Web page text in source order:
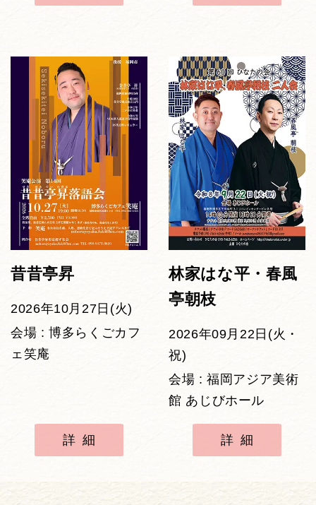
昔昔亭昇
2026年10月27日(火)
会場 : 博多らくごカフ
ェ笑庵
詳細
林家はな平・春風
亭朝枝
2026年09月22日(火・
祝)
会場 : 福岡アジア美術
館 あじびホール
詳細